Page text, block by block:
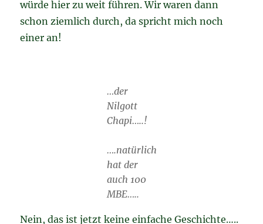
würde hier zu weit führen. Wir waren dann
schon ziemlich durch, da spricht mich noch
einer an!
…der
Nilgott
Chapi…..!
….natürlich
hat der
auch 100
MBE…..
Nein, das ist jetzt keine einfache Geschichte…..